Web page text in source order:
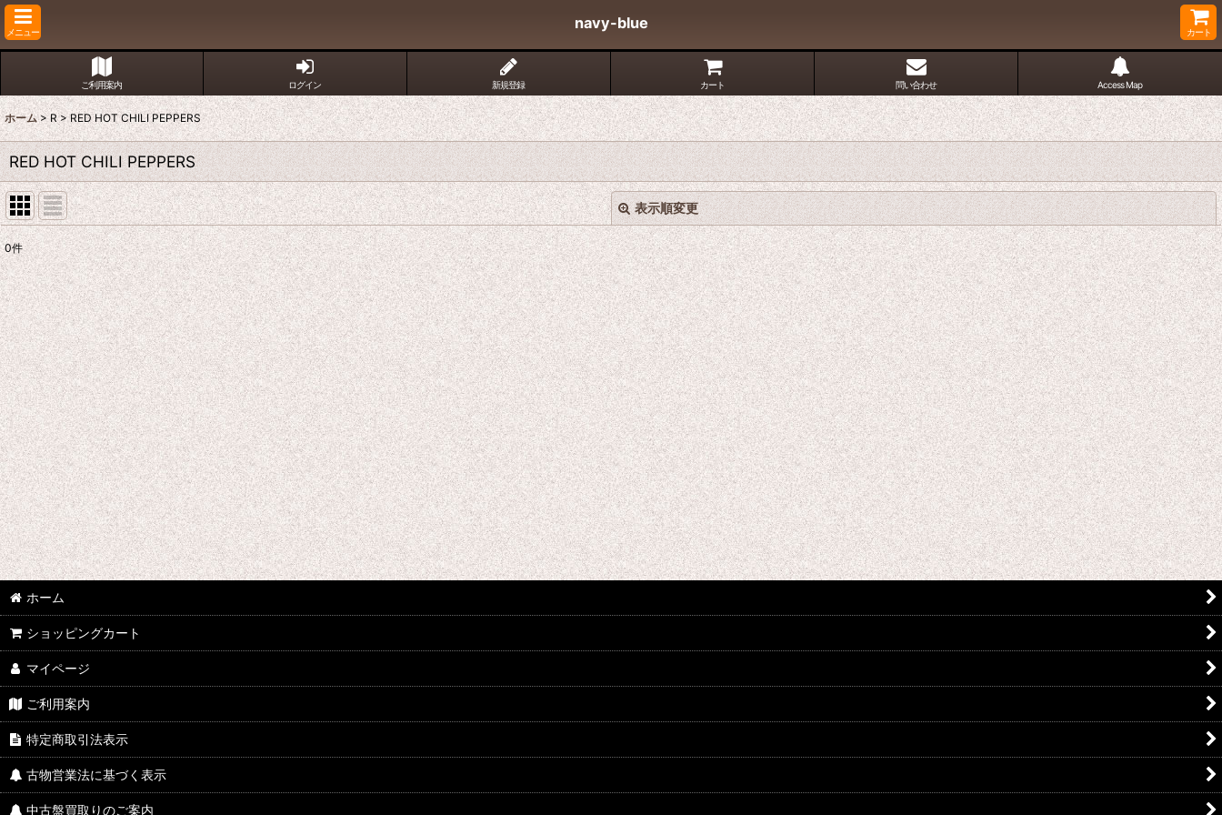
メニュー
navy-blue
カート
ご利用案内 ログイン 新規登録 カート 問い合わせ Access Map
ホーム > R > RED HOT CHILI PEPPERS
RED HOT CHILI PEPPERS
表示順変更
表示数:
並び順:
絞り込む
閉じる
0件
ホーム
ショッピングカート
マイページ
ご利用案内
特定商取引法表示
古物営業法に基づく表示
中古盤買取りのご案内